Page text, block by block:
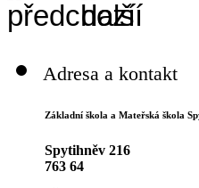
Adresa a kontakt
Základní škola a Mateřská škola
Spytihněv 216
763 64